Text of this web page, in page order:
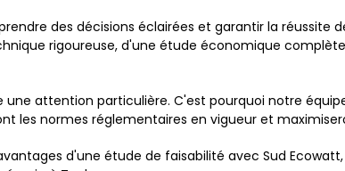
des décisions éclairées et garantir la réussite
rigoureuse, d'une étude économique
attention particulière. C'est pourquoi notre
les normes réglementaires en vigueur et
d'une étude de faisabilité avec Sud